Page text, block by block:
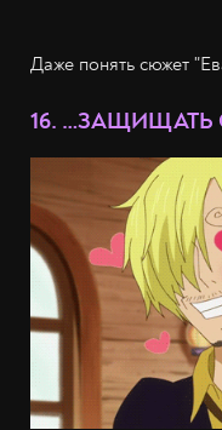
Даже понять сюжет
16. …ЗАЩИЩАТЬ